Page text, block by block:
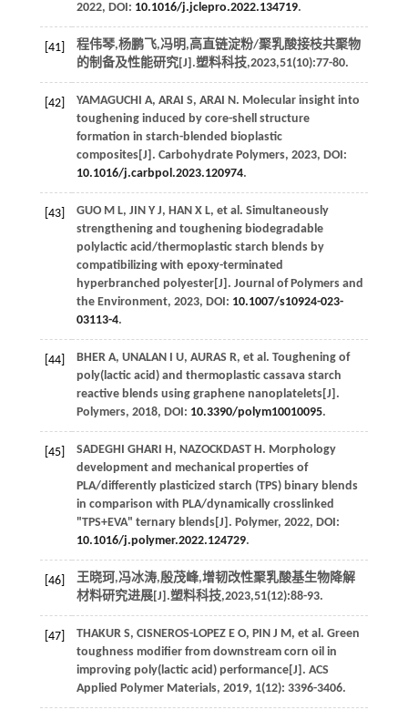
2022, DOI: 10.1016/j.jclepro.2022.134719.
[41]
程伟琴,杨鹏飞,冯明,高直链淀粉/聚乳酸接枝共聚物
的制备及性能研究[J].塑料科技,2023,51(10):77-80.
[42] YAMAGUCHI A, ARAI S, ARAI N. Molecular insight into
toughening induced by core-shell structure
formation in starch-blended bioplastic
composites[J]. Carbohydrate Polymers, 2023, DOI:
10.1016/j.carbpol.2023.120974.
[43] GUO M L, JIN Y J, HAN X L, et al. Simultaneously
strengthening and toughening biodegradable
polylactic acid/thermoplastic starch blends by
compatibilizing with epoxy-terminated
hyperbranched polyester[J]. Journal of Polymers and
the Environment, 2023, DOI: 10.1007/s10924-023-
03113-4.
[44] BHER A, UNALAN I U, AURAS R, et al. Toughening of
poly(lactic acid) and thermoplastic cassava starch
reactive blends using graphene nanoplatelets[J].
Polymers, 2018, DOI: 10.3390/polym10010095.
[45] SADEGHI GHARI H, NAZOCKDAST H. Morphology
development and mechanical properties of
PLA/differently plasticized starch (TPS) binary blends
in comparison with PLA/dynamically crosslinked
"TPS+EVA" ternary blends[J]. Polymer, 2022, DOI:
10.1016/j.polymer.2022.124729.
[46]
王晓珂,冯冰涛,殷茂峰,增韧改性聚乳酸基生物降解
材料研究进展[J].塑料科技,2023,51(12):88-93.
[47] THAKUR S, CISNEROS-LOPEZ E O, PIN J M, et al. Green
toughness modifier from downstream corn oil in
improving poly(lactic acid) performance[J]. ACS
Applied Polymer Materials, 2019, 1(12): 3396-3406.